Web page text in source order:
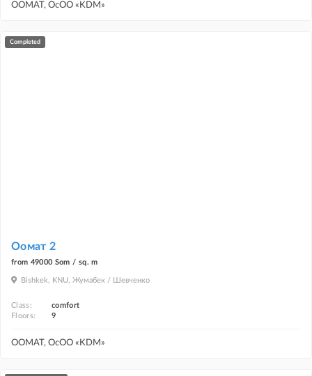
ООМАТ, ОсОО «KDM»
completed
Оомат 2
from 49000 Som / sq. m
Bishkek, KNU, Жумабек / Шевченко
Class:
comfort
Floors:
9
ООМАТ, ОсОО «KDM»